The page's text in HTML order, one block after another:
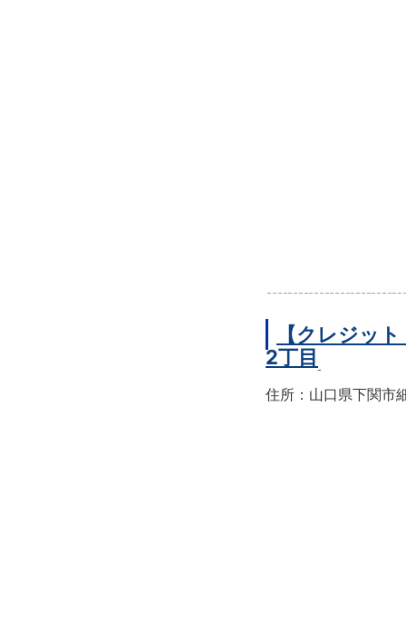
【クレジッ
2丁目
住所：山口県下関市